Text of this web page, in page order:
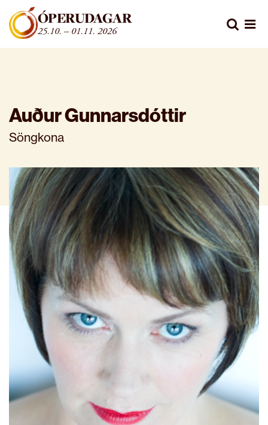
Fara beint í efni
ÓPERUDAGAR
25.10. – 01.11. 2026
Leita
Auður Gunnarsdóttir
Söngkona